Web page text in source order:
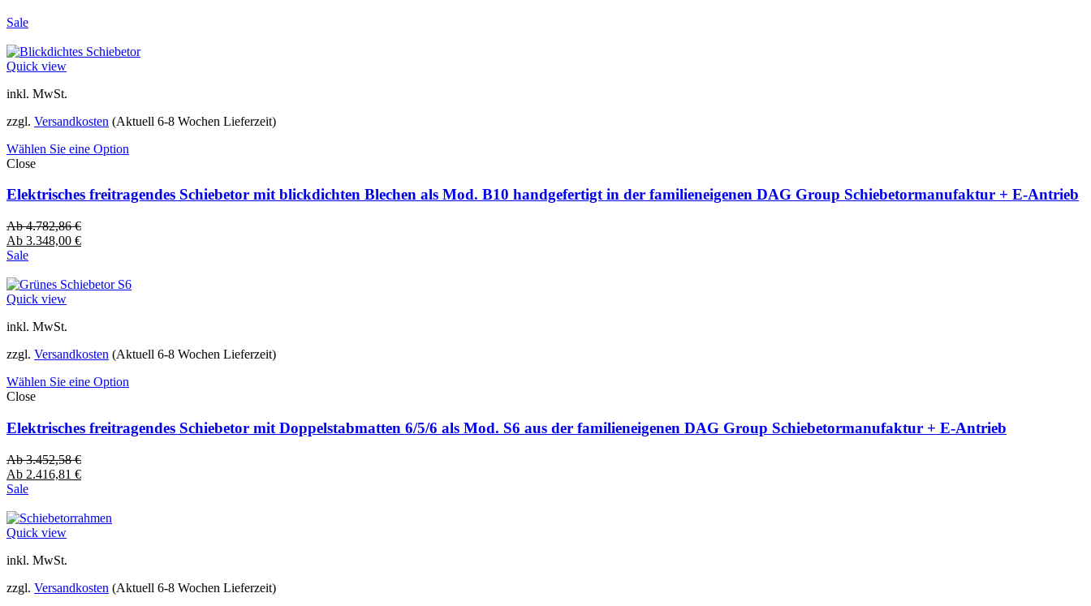
Sale
Quick view
inkl. MwSt.
zzgl. Versandkosten (Aktuell 6-8 Wochen Lieferzeit)
Wählen Sie eine Option
Close
Elektrisches freitragendes Schiebetor mit blickdichten Blechen als Mod. B10 handgefertigt in der familieneigenen DAG Group Schiebetormanufaktur + E-Antrieb
Ab4.782,86€
Ab 3.348,00 €
Sale
Quick view
inkl. MwSt.
zzgl. Versandkosten (Aktuell 6-8 Wochen Lieferzeit)
Wählen Sie eine Option
Close
Elektrisches freitragendes Schiebetor mit Doppelstabmatten 6/5/6 als Mod. S6 aus der familieneigenen DAG Group Schiebetormanufaktur + E-Antrieb
Ab3.452,58€
Ab 2.416,81 €
Sale
Quick view
inkl. MwSt.
zzgl. Versandkosten (Aktuell 6-8 Wochen Lieferzeit)